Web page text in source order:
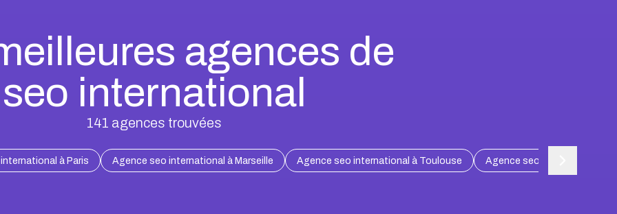
agences de
seo international
141 agences trouvées
à Paris Agence seo international à Marseille Agence seo international à Toulouse Agence seo international à